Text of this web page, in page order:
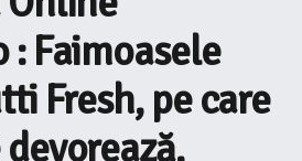
Faimoasele
Fresh, pe care